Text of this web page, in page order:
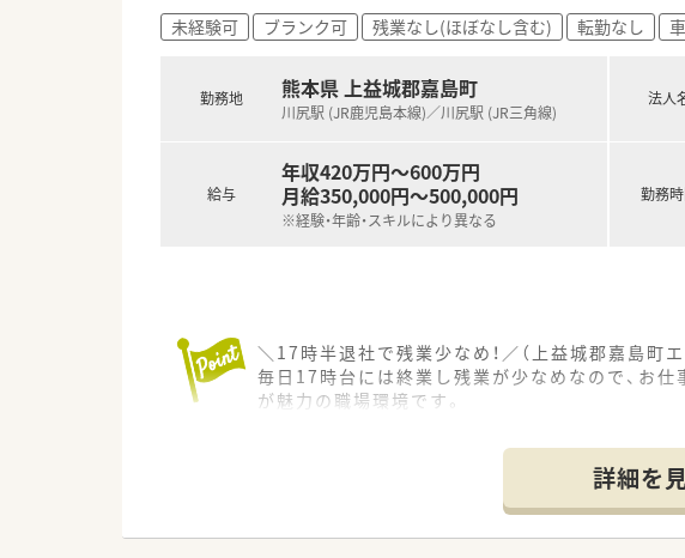
◆派遣の魅力
・薬剤師賠償保険に弊社負担にて加入頂けますの
・週20時間以上で社会保険加入可能
弊社は優良派遣事業者として厚生労働省より認
安心してご就業して頂けるサポート体制・福利厚
未経験可 ブランク可 残業なし(ほぼなし含む) 転勤なし
勤務地 熊本県 上益城郡嘉島町
川尻駅 (JR鹿児島本線)／川尻駅 (JR三角線)
給与
年収420万円～600万円
月給350,000円～500,000円
※経験・年齢・スキルにより異なる
法人
勤務
＼17時半退社で残業少なめ！／（上益城郡嘉島町エ
毎日17時台には終業し残業が少なめなので、お
が魅力の職場環境です。
■川尻駅から車で25分ほどの場所に位置し、車
■近隣のクリニックから眼科や心療内科や精神
■開局時間は平日と土曜日の17時半までとなっ
詳細を